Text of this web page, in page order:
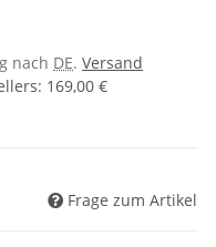
nach DE. Versand
: 169,00 €
Frage zum Artikel